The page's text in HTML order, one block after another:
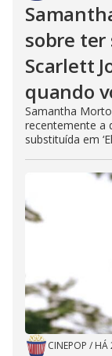
sobre
Scarlett
quando
Samantha
recentemente a
substituída em
CINEPOP / HÁ